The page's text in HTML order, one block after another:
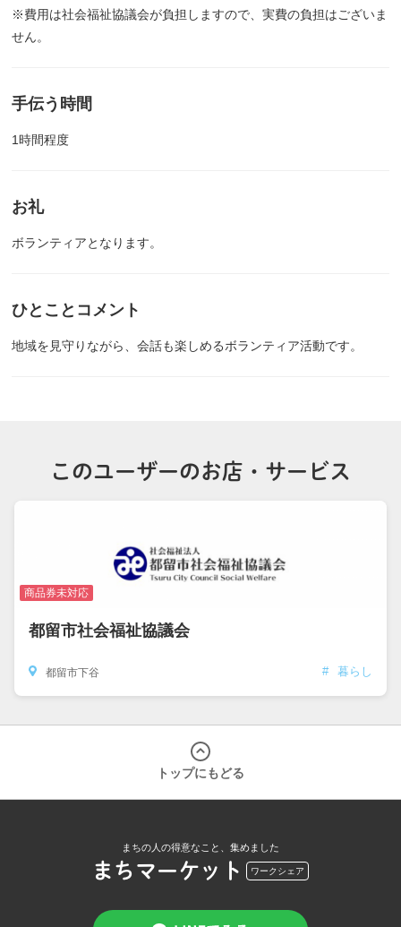
※費用は社会福祉協議会が負担しますので、実費の負担はございま
せん。
手伝う時間
1時間程度
お礼
ボランティアとなります。
ひとことコメント
地域を見守りながら、会話も楽しめるボランティア活動です。
このユーザーのお店・サービス
商品券未対応
都留市社会福祉協議会
都留市下谷 # 暮らし
トップにもどる
まちの人の得意なこと、集めました
まちマーケット ワークシェア